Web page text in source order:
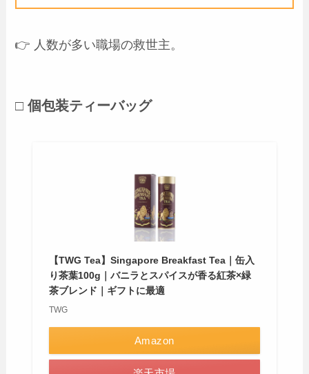
👉 人数が多い職場の救世主。
□ 個包装ティーバッグ
【TWG Tea】Singapore Breakfast Tea｜缶入
り茶葉100g｜バニラとスパイスが香る紅茶×緑
茶ブレンド｜ギフトに最適
TWG
Amazon